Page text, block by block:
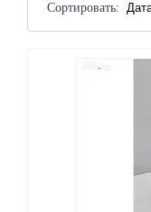
Сортировать: